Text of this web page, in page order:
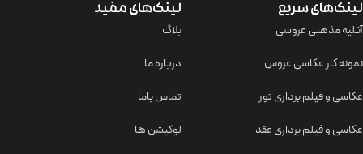
لینک‌های سریع
آتلیه مذهبی عروسی
نمونه کار عکاسی عروس
عکاسی و فیلم برداری تور
عکاسی و فیلم برداری عقد
لینک‌های مفید
بلاگ
درباره ما
تماس باما
لوکیشن ها